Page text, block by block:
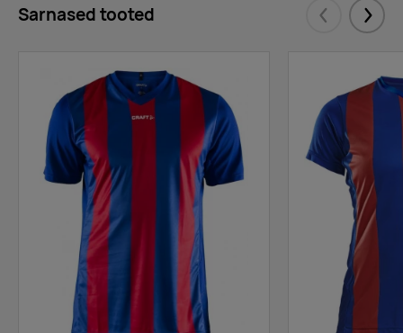
109 106
black
153 0
Sarnased tooted Eelmised